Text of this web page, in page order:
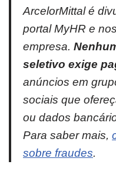
ArcelorMittal é
portal MyHR e
empresa.
seletivo exige
anúncios em
sociais que
ou dados
Para saber mais,
sobre fraudes.